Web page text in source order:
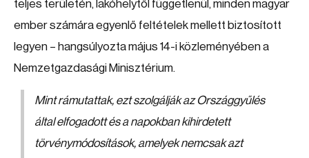
teljes területén, lakóhelytől függetlenül, minden magyar
ember számára egyenlő feltételek mellett biztosított
legyen – hangsúlyozta május 14-i közleményében a
Nemzetgazdasági Minisztérium.
Mint rámutattak, ezt szolgálják az Országgyűlés
által elfogadott és a napokban kihirdetett
törvénymódosítások, amelyek nemcsak azt